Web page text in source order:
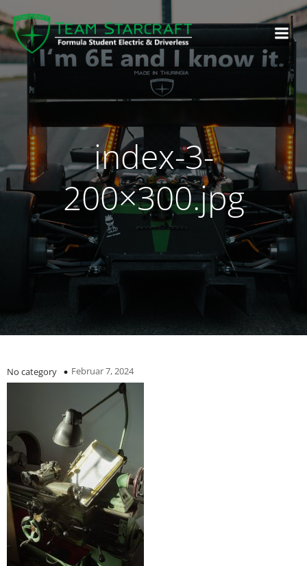
index-3-
200×300.jpg
No category Februar 7, 2024